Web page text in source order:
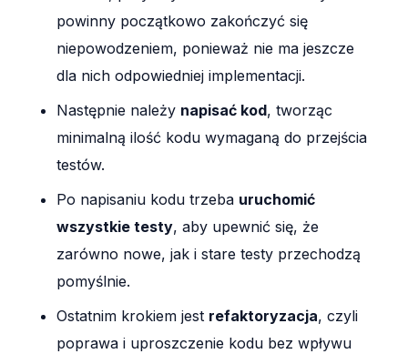
powinny początkowo zakończyć się
niepowodzeniem, ponieważ nie ma jeszcze
dla nich odpowiedniej implementacji.
Następnie należy napisać kod, tworząc
minimalną ilość kodu wymaganą do przejścia
testów.
Po napisaniu kodu trzeba uruchomić
wszystkie testy, aby upewnić się, że
zarówno nowe, jak i stare testy przechodzą
pomyślnie.
Ostatnim krokiem jest refaktoryzacja, czyli
poprawa i uproszczenie kodu bez wpływu